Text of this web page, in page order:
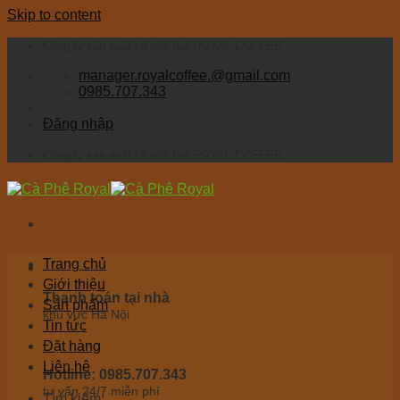
Skip to content
manager.royalcoffee.@gmail.com
0985.707.343
Đăng nhập
Thanh toán tại nhà
khu vực Hà Nội
Hotline: 0985.707.343
tư vấn 24/7 miễn phí
Trang chủ
Giới thiệu
Sản phẩm
Tin tức
Đặt hàng
Liên hệ